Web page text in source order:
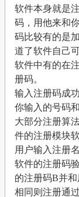
软件本身就是
码，用他来和
码比较有的是
道了软件自己
软件中有的在
册码。
输入注册码成
你输入的号码
大部分注册算
件的注册模块
用户输入注册
软件的注册码
的注册码B并
相同则注册通